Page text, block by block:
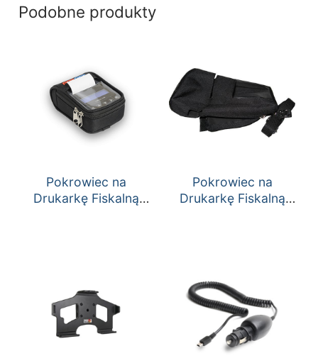
Podobne produkty
Pokrowiec na
Drukarkę Fiskalną
Pokrowiec na
Drukarkę Fiskalną